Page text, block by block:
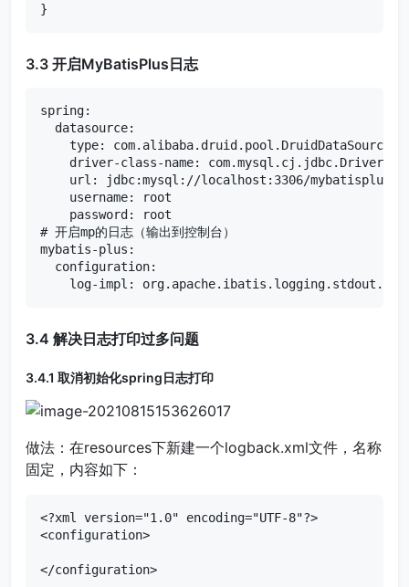
}
3.3 开启MyBatisPlus日志
spring:
  datasource:
    type: com.alibaba.druid.pool.DruidDataSource
    driver-class-name: com.mysql.cj.jdbc.Driver
url: jdbc:mysql://localhost:3306/
    username: root
    password: root
# 开启mp的日志（输出到控制台）
mybatis-plus:
  configuration:
log-impl:
3.4 解决日志打印过多问题
3.4.1 取消初始化spring日志打印
做法：在resources下新建一个logback.xml文件，名称
固定，内容如下：
<?xml version="1.0" encoding="UTF-8"?>
<configuration>
</configuration>